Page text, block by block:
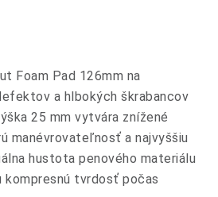
Foam Pad 126mm na
a hlbokých škrabancov
25 mm vytvára znížené
manévrovateľnosť a najvyššiu
hustota penového materiálu
kompresnú tvrdosť počas